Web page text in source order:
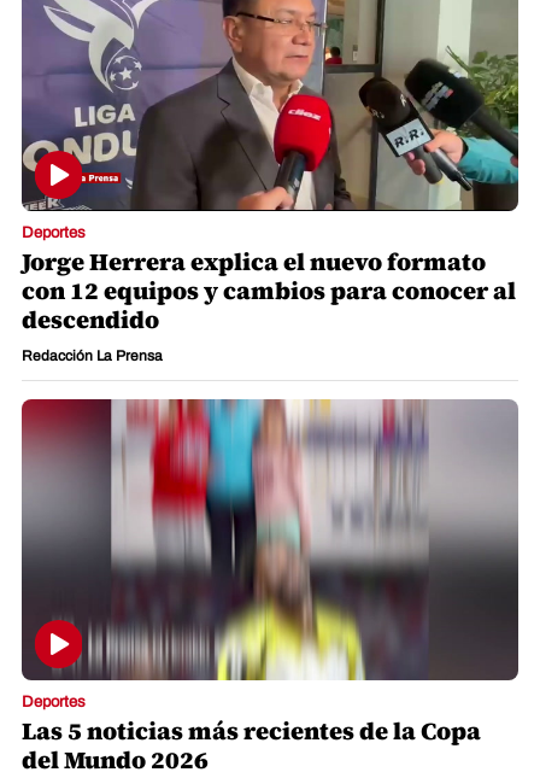
Deportes
Jorge Herrera explica el nuevo formato
con 12 equipos y cambios para conocer al
descendido
Redacción La Prensa
Deportes
Las 5 noticias más recientes de la Copa
del Mundo 2026